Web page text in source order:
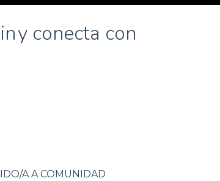
Roibas en EUDE)
y conecta con
A A COMUNIDAD